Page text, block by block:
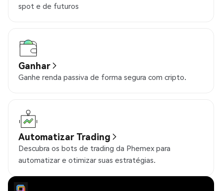
spot e de futuros
Ganhar
Ganhe renda passiva de forma segura com cripto.
Automatizar Trading
Descubra os bots de trading da Phemex para
automatizar e otimizar suas estratégias.